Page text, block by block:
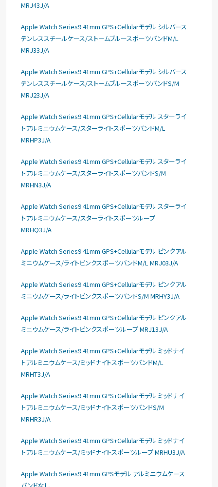
MRJ43J/A
Apple Watch Series9 41mm GPS+Cellularモデル シルバース
テンレススチールケース/ストームブルースポーツバンドM/L
MRJ33J/A
Apple Watch Series9 41mm GPS+Cellularモデル シルバース
テンレススチールケース/ストームブルースポーツバンドS/M
MRJ23J/A
Apple Watch Series9 41mm GPS+Cellularモデル スターライ
トアルミニウムケース/スターライトスポーツバンドM/L
MRHP3J/A
Apple Watch Series9 41mm GPS+Cellularモデル スターライ
トアルミニウムケース/スターライトスポーツバンドS/M
MRHN3J/A
Apple Watch Series9 41mm GPS+Cellularモデル スターライ
トアルミニウムケース/スターライトスポーツループ
MRHQ3J/A
Apple Watch Series9 41mm GPS+Cellularモデル ピンクアル
ミニウムケース/ライトピンクスポーツバンドM/L MRJ03J/A
Apple Watch Series9 41mm GPS+Cellularモデル ピンクアル
ミニウムケース/ライトピンクスポーツバンドS/M MRHY3J/A
Apple Watch Series9 41mm GPS+Cellularモデル ピンクアル
ミニウムケース/ライトピンクスポーツループ MRJ13J/A
Apple Watch Series9 41mm GPS+Cellularモデル ミッドナイ
トアルミニウムケース/ミッドナイトスポーツバンドM/L
MRHT3J/A
Apple Watch Series9 41mm GPS+Cellularモデル ミッドナイ
トアルミニウムケース/ミッドナイトスポーツバンドS/M
MRHR3J/A
Apple Watch Series9 41mm GPS+Cellularモデル ミッドナイ
トアルミニウムケース/ミッドナイトスポーツループ MRHU3J/A
Apple Watch Series9 41mm GPSモデル アルミニウムケース